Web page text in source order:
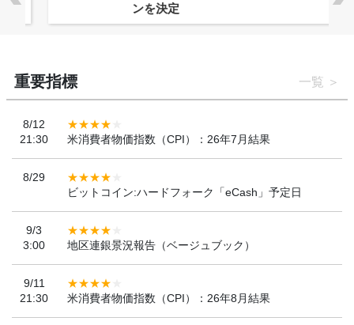
ンを決定
重要指標 一覧
8/12
21:30
米消費者物価指数（CPI）：26年7月結果
8/29
ビットコイン:ハードフォーク「eCash」予定日
9/3
3:00
地区連銀景況報告（ベージュブック）
9/11
21:30
米消費者物価指数（CPI）：26年8月結果